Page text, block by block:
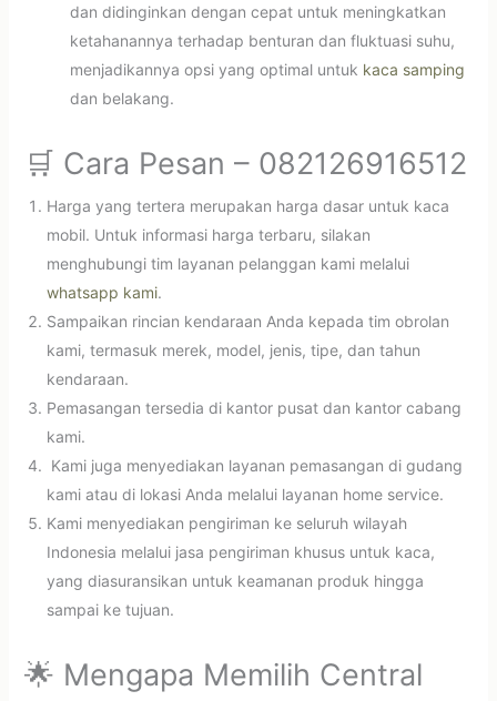
dan didinginkan dengan cepat untuk meningkatkan
ketahanannya terhadap benturan dan fluktuasi suhu,
menjadikannya opsi yang optimal untuk kaca samping
dan belakang.
🛒 Cara Pesan – 082126916512
Harga yang tertera merupakan harga dasar untuk kaca
mobil. Untuk informasi harga terbaru, silakan
menghubungi tim layanan pelanggan kami melalui
whatsapp kami.
Sampaikan rincian kendaraan Anda kepada tim obrolan
kami, termasuk merek, model, jenis, tipe, dan tahun
kendaraan.
Pemasangan tersedia di kantor pusat dan kantor cabang
kami.
Kami juga menyediakan layanan pemasangan di gudang
kami atau di lokasi Anda melalui layanan home service.
Kami menyediakan pengiriman ke seluruh wilayah
Indonesia melalui jasa pengiriman khusus untuk kaca,
yang diasuransikan untuk keamanan produk hingga
sampai ke tujuan.
🌟 Mengapa Memilih Central